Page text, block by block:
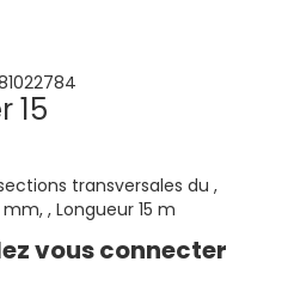
15
transversales du ,
, Longueur 15 m
vous connecter